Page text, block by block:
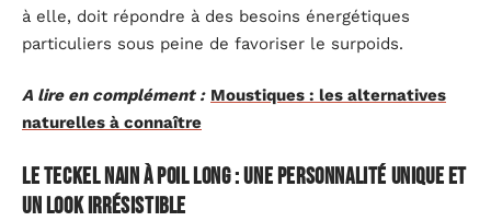
à elle, doit répondre à des besoins énergétiques
particuliers sous peine de favoriser le surpoids.
A lire en complément : Moustiques : les alternatives
naturelles à connaître
Le teckel nain à poil long : une personnalité unique et
un look irrésistible